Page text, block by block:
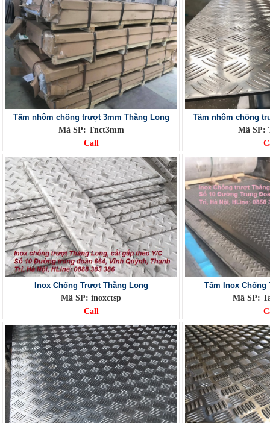
Tấm nhôm chống trượt 3mm Thăng Long
Mã SP: Tnct3mm
Call
Tấm nhôm chống
Mã SP:
Inox Chống Trượt Thăng Long
Mã SP: inoxctsp
Call
Tấm Inox Chống
Mã SP: